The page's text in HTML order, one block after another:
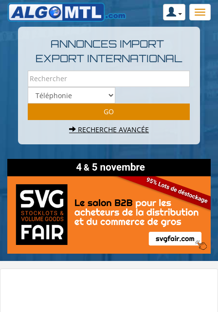
ANNONCES IMPORT
EXPORT INTERNATIONAL
RECHERCHE AVANCÉE